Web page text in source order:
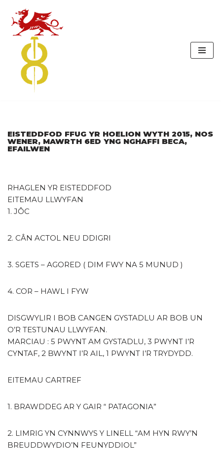
Skip
to
content
EISTEDDFOD FFUG YR HOELION WYTH 2015, NOS
WENER, MAWRTH 6ED YNG NGHAFFI BECA,
EFAILWEN
RHAGLEN YR EISTEDDFOD
EITEMAU LLWYFAN
1. JÔC
2. CÂN ACTOL NEU DDIGRI
3. SGETS – AGORED ( DIM FWY NA 5 MUNUD )
4. COR – HAWL I FYW
DISGWYLIR I BOB CANGEN GYSTADLU AR BOB UN
O’R TESTUNAU LLWYFAN.
MARCIAU : 5 PWYNT AM GYSTADLU, 3 PWYNT I’R
CYNTAF, 2 BWYNT I’R AIL, 1 PWYNT I’R TRYDYDD.
EITEMAU CARTREF
1. BRAWDDEG AR Y GAIR “ PATAGONIA”
2. LIMRIG YN CYNNWYS Y LINELL “AM HYN RWY’N
BREUDDWYDIO’N FEUNYDDIOL”